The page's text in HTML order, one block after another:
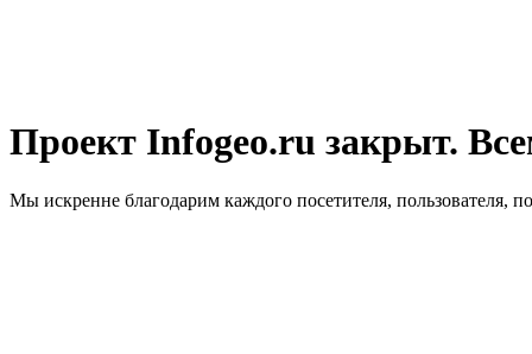
Проект Infogeo.ru закрыт.
Мы искренне благодарим каждого посетителя, пользователя,